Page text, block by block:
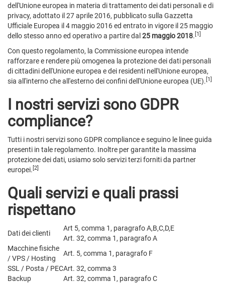
dell'Unione europea in materia di trattamento dei dati personali e di
privacy, adottato il 27 aprile 2016, pubblicato sulla Gazzetta
Ufficiale Europea il 4 maggio 2016 ed entrato in vigore il 25 maggio
dello stesso anno ed operativo a partire dal 25 maggio 2018.[1]
Con questo regolamento, la Commissione europea intende
rafforzare e rendere più omogenea la protezione dei dati personali
di cittadini dell'Unione europea e dei residenti nell'Unione europea,
sia all'interno che all'esterno dei confini dell'Unione europea (UE).[1]
I nostri servizi sono GDPR
compliance?
Tutti i nostri servizi sono GDPR compliance e seguino le linee guida
presenti in tale regolamento. Inoltre per garantite la massima
protezione dei dati, usiamo solo servizi terzi forniti da partner
europei.[2]
Quali servizi e quali prassi
rispettano
Dati dei clienti
Art 5, comma 1, paragrafo A,B,C,D,E
Art. 32, comma 1, paragrafo A
Macchine fisiche
/ VPS / Hosting
Art. 5, comma 1, paragrafo F
SSL / Posta / PECArt. 32, comma 3
Backup
Art. 32, comma 1, paragrafo C